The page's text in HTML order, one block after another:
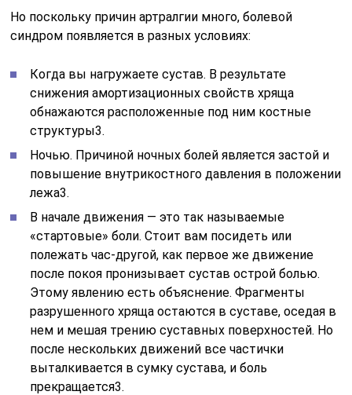
Но поскольку причин артралгии много, болевой
синдром появляется в разных условиях:
Когда вы нагружаете сустав. В результате
снижения амортизационных свойств хряща
обнажаются расположенные под ним костные
структуры3.
Ночью. Причиной ночных болей является застой и
повышение внутрикостного давления в положении
лежа3.
В начале движения — это так называемые
«стартовые» боли. Стоит вам посидеть или
полежать час-другой, как первое же движение
после покоя пронизывает сустав острой болью.
Этому явлению есть объяснение. Фрагменты
разрушенного хряща остаются в суставе, оседая в
нем и мешая трению суставных поверхностей. Но
после нескольких движений все частички
выталкивается в сумку сустава, и боль
прекращается3.